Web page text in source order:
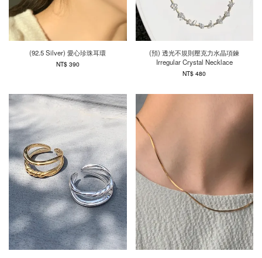
(92.5 Silver) 愛心珍珠耳環
NT$ 390
(預) 透光不規則壓克力水晶項鍊
Irregular Crystal Necklace
NT$ 480